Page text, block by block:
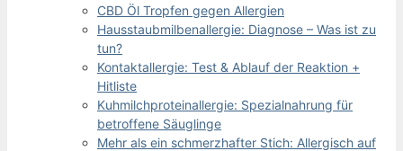
CBD Öl Tropfen gegen Allergien
Hausstaubmilbenallergie: Diagnose – Was ist zu
tun?
Kontaktallergie: Test & Ablauf der Reaktion +
Hitliste
Kuhmilchproteinallergie: Spezialnahrung für
betroffene Säuglinge
Mehr als ein schmerzhafter Stich: Allergisch auf